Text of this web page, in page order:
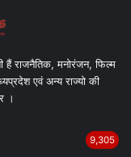
राजनैतिक, मनोरंजन, फिल्म
एवं अन्य राज्यो की
।
9,305